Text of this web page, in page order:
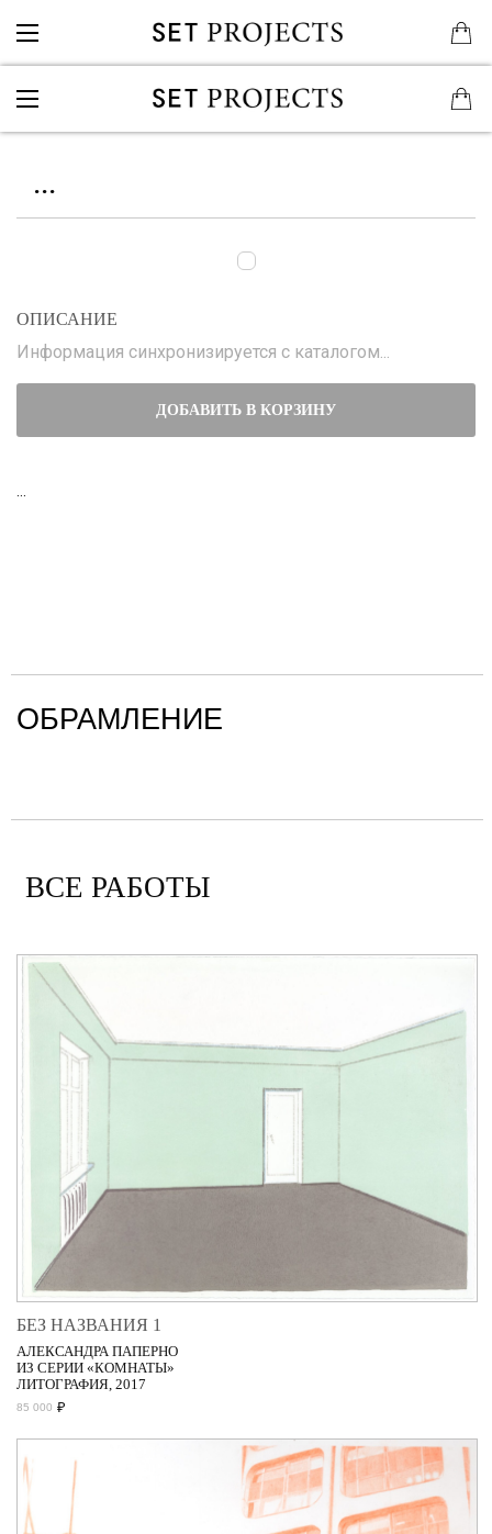
...
ОПИСАНИЕ
Информация синхронизируется с каталогом...
ДОБАВИТЬ В КОРЗИНУ
...
ОБРАМЛЕНИЕ
ВСЕ РАБОТЫ
БЕЗ НАЗВАНИЯ 1
АЛЕКСАНДРА ПАПЕРНО
ИЗ СЕРИИ «КОМНАТЫ»
ЛИТОГРАФИЯ, 2017
85 000 ₽